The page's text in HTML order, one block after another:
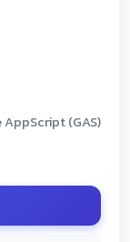
AppScript (GAS)